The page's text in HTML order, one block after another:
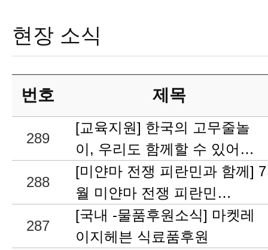
현장 소식
번호 제목
289
[교육지원] 한국의 고무줄놀
이, 우리도 함께할 수 있어…
288
[미얀마 전쟁 피란민과 함께] 7
월 미얀마 전쟁 피란민…
287
[국내 -물품후원소식] 마켓레
이지헤븐 식료품후원